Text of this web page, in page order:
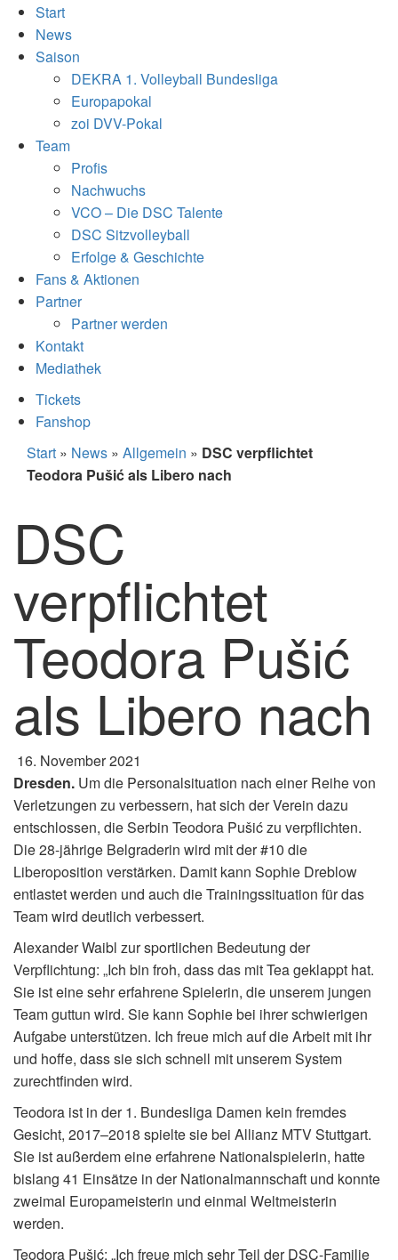
Start
News
Saison
DEKRA 1. Volleyball Bundesliga
Europapokal
zoi DVV-Pokal
Team
Profis
Nachwuchs
VCO – Die DSC Talente
DSC Sitzvolleyball
Erfolge & Geschichte
Fans & Aktionen
Partner
Partner werden
Kontakt
Mediathek
Tickets
Fanshop
Start » News » Allgemein » DSC verpflichtet
Teodora Pušić als Libero nach
DSC
verpflichtet
Teodora Pušić
als Libero nach
16. November 2021
Dresden. Um die Personalsituation nach einer Reihe von
Verletzungen zu verbessern, hat sich der Verein dazu
entschlossen, die Serbin Teodora Pušić zu verpflichten.
Die 28-jährige Belgraderin wird mit der #10 die
Liberoposition verstärken. Damit kann Sophie Dreblow
entlastet werden und auch die Trainingssituation für das
Team wird deutlich verbessert.
Alexander Waibl zur sportlichen Bedeutung der
Verpflichtung: „Ich bin froh, dass das mit Tea geklappt hat.
Sie ist eine sehr erfahrene Spielerin, die unserem jungen
Team guttun wird. Sie kann Sophie bei ihrer schwierigen
Aufgabe unterstützen. Ich freue mich auf die Arbeit mit ihr
und hoffe, dass sie sich schnell mit unserem System
zurechtfinden wird.
Teodora ist in der 1. Bundesliga Damen kein fremdes
Gesicht, 2017–2018 spielte sie bei Allianz MTV Stuttgart.
Sie ist außerdem eine erfahrene Nationalspielerin, hatte
bislang 41 Einsätze in der Nationalmannschaft und konnte
zweimal Europameisterin und einmal Weltmeisterin
werden.
Teodora Pušić: „Ich freue mich sehr Teil der DSC-Familie